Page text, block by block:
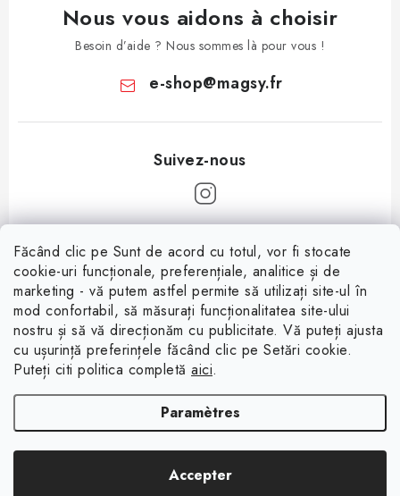
Făcând clic pe Sunt de acord cu totul, vor fi stocate
cookie-uri funcționale, preferențiale, analitice și de
marketing - vă putem astfel permite să utilizați site-ul în
mod confortabil, să măsurați funcționalitatea site-ului
nostru și să vă direcționăm cu publicitate. Vă puteți ajusta
cu ușurință preferințele făcând clic pe Setări cookie.
Puteți citi politica completă aici.
Paramètres
Accepter
Nous vous aidons à choisir
Besoin d’aide ? Nous sommes là pour vous !
e-shop@magsy.fr
Informații pentru tine
À propos
Conditions de vente
Rétractation du contrat
Facebook
Copyright 2026Magsy.fr. Tous droits réservés.Modifier les paramètres des
cookies